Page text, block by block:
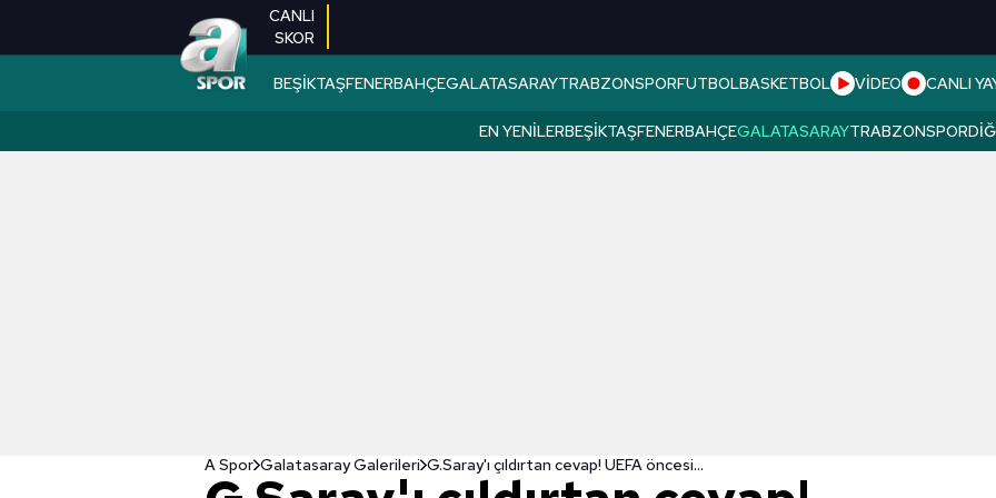
CANLI
SKOR
BEŞİKTAŞFENERBAHÇEGALATASARAYTRABZONSPORFUTBOLBASKETBOL VİDEO CANLI
EN YENILERBEŞIKTAŞFENERBAHÇEGALATASARAYTRABZONSPOR
A Spor Galatasaray Galerileri G.Saray'ı çıldırtan cevap! UEFA öncesi...